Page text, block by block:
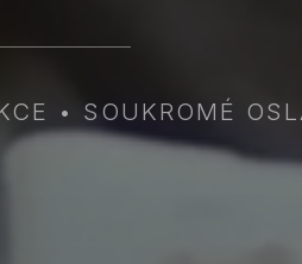
• SOUKROMÉ